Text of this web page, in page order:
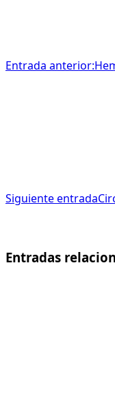
Entrada anterior:
Siguiente entrada
Entradas